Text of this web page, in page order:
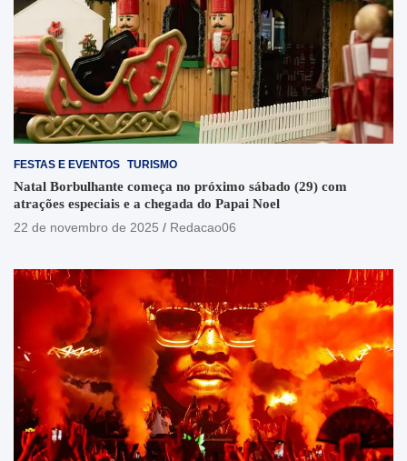
FESTAS E EVENTOS TURISMO
Natal Borbulhante começa no próximo sábado (29) com
atrações especiais e a chegada do Papai Noel
22 de novembro de 2025
Redacao06